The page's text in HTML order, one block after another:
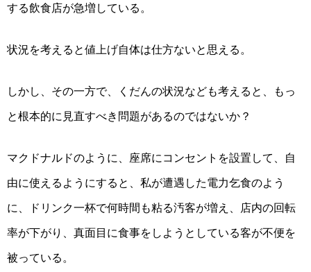
する飲食店が急増している。
状況を考えると値上げ自体は仕方ないと思える。
しかし、その一方で、くだんの状況なども考えると、もっ
と根本的に見直すべき問題があるのではないか？
マクドナルドのように 座席に コンセント を設置して、
自
由に使えるようにすると、私が遭遇した電力乞食のよう
に、
ドリンク一杯で何時間も粘る汚客が増え、店内の回転
率が下がり、真面目に食事をしようとしている客が不便を
被っている。